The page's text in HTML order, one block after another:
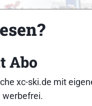
Abo
xc-ski.de mit
werbefrei.